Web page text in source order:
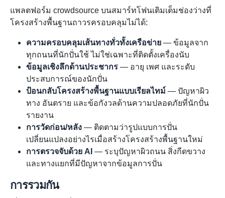
แพลตฟอร์ม crowdsource บนสมาร์ทโฟนเติมเต็มช่องว่างที่
โครงสร้างพื้นฐานถาวรครอบคลุมไม่ได้:
ความครอบคลุมเส้นทางทั่วทั้งเครือข่าย — ข้อมูลจาก
ทุกถนนที่นักปั่นใช้ ไม่ใช่เฉพาะที่ติดตั้งเครื่องนับ
ข้อมูลเชิงลึกด้านประชากร — อายุ เพศ และระดับ
ประสบการณ์ของนักปั่น
ป้อนกลับโครงสร้างพื้นฐานแบบเรียลไทม์ — ปัญหาผิว
ทาง อันตราย และข้อกังวลด้านความปลอดภัยที่นักปั่น
รายงาน
การวัดก่อน/หลัง — ติดตามว่ารูปแบบการปั่น
เปลี่ยนแปลงอย่างไรเมื่อสร้างโครงสร้างพื้นฐานใหม่
การตรวจจับด้วย AI — ระบุปัญหาผิวถนน สิ่งกีดขวาง
และทางแยกที่มีปัญหาจากข้อมูลการปั่น
การรวมกัน